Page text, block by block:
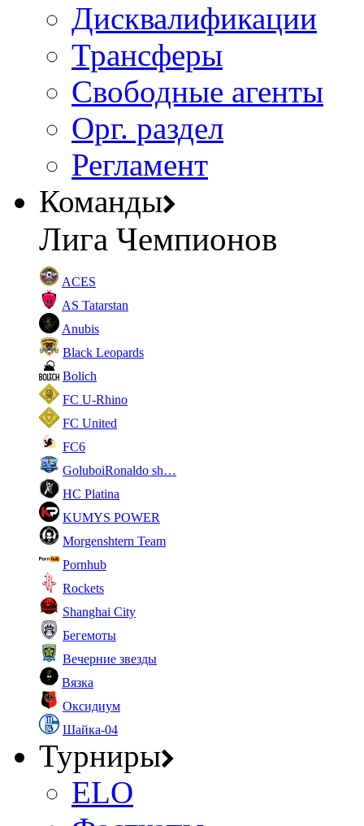
Дисквалификации
Трансферы
Свободные агенты
Орг. раздел
Регламент
Команды
Лига Чемпионов
ACES
AS Tatarstan
Anubis
Black Leopards
Bolich
FC U-Rhino
FC United
FC6
GoluboiRonaldo sh…
HC Platina
KUMYS POWER
Morgenshtern Team
Pornhub
Rockets
Shanghai City
Бегемоты
Вечерние звезды
Вязка
Оксидиум
Шайка-04
Турниры
ELO